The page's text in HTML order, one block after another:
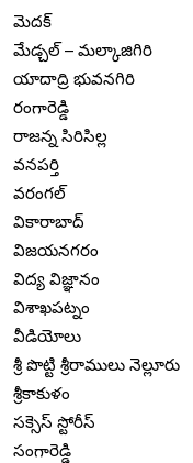
మెదక్
మేడ్చల్ – మల్కాజిగిరి
యాదాద్రి భువనగిరి
రంగారెడ్డి
రాజన్న సిరిసిల్ల
వనపర్తి
వరంగల్
వికారాబాద్
విజయనగరం
విద్య విజ్ఞానం
విశాఖపట్నం
వీడియోలు
శ్రీ పొట్టి శ్రీరాములు నెల్లూరు
శ్రీకాకుళం
సక్సెస్ స్టోరీస్
సంగారెడ్డి